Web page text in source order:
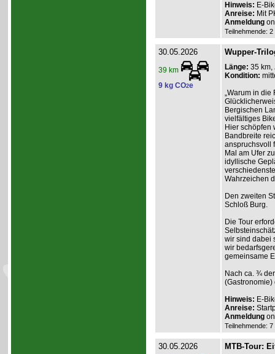
Hinweis: E-
Anreise: Mit
Anmeldung
Teilnehmende:
30.05.2026
39 km
9 kg CO2e
Wupper-
Länge: 35 km,
Kondition:
„Warum in die
Bergischen
vielfältiges
Hier schöpfen
Bandbreite
anspruchsvoll
Mal am Ufer
idyllische
Wahrzeichen
Den zweiten
Schloß Burg.
Die Tour
wir sind dabei
wir
gemeinsame
Nach ca. ¾
(Gastronomie)
Hinweis: E-
Anreise:
Anmeldung
Teilnehmende:
30.05.2026 MTB-Tour: